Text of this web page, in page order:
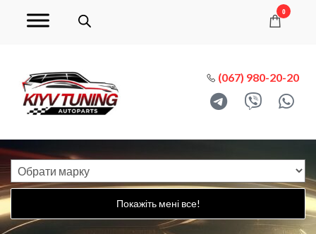
0
(067) 980-20-20
Покажіть мені все!